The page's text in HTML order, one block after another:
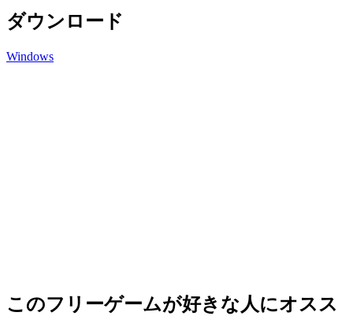
ダウンロード
Windows
このフリーゲームが好きな人にオスス